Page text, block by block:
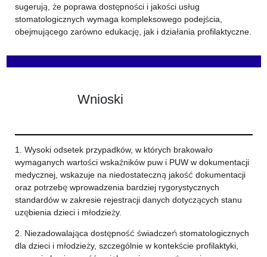
sugerują, że poprawa dostępności i jakości usług
stomatologicznych wymaga kompleksowego podejścia,
obejmującego zarówno edukację, jak i działania profilaktyczne.
Wnioski
1. Wysoki odsetek przypadków, w których brakowało
wymaganych wartości wskaźników puw i PUW w dokumentacji
medycznej, wskazuje na niedostateczną jakość dokumentacji
oraz potrzebę wprowadzenia bardziej rygorystycznych
standardów w zakresie rejestracji danych dotyczących stanu
uzębienia dzieci i młodzieży.
2. Niezadowalająca dostępność świadczeń stomatologicznych
dla dzieci i młodzieży, szczególnie w kontekście profilaktyki,